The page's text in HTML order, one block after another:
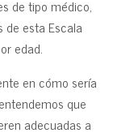
de tipo médico,
esta Escala
edad.
en cómo sería
que
adecuadas a